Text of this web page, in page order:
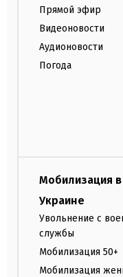
Прямой эфир
Видеоновости
Аудионовости
Погода
Мобилизация в
Украине
Увольнение с
службы
Мобилизация 50+
Мобилизация